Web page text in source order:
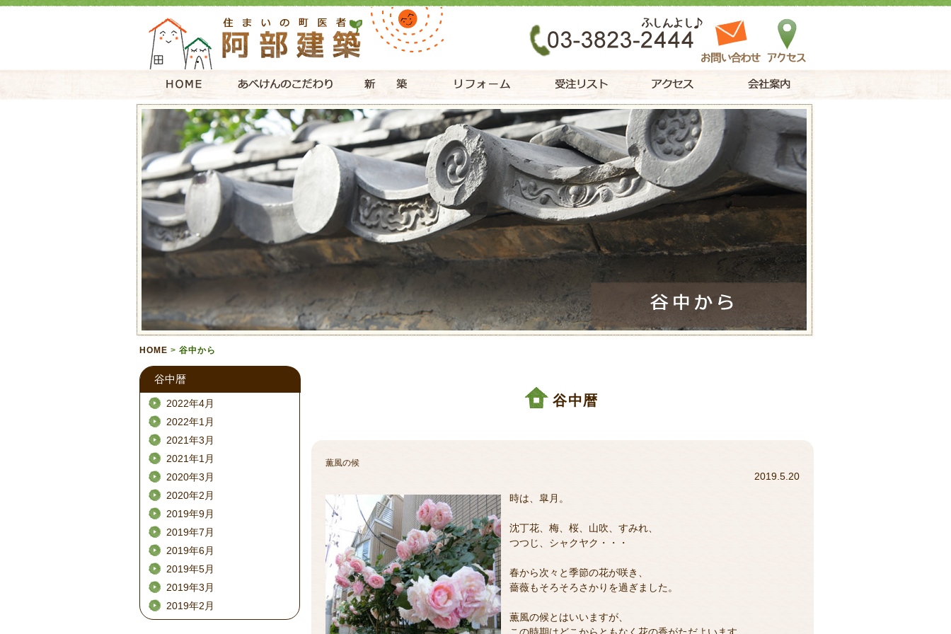
HOME > 谷中から
谷中暦
薫風の候
2019.5.20
時は、皐月。
沈丁花、梅、桜、山吹、すみれ、
つつじ、シャクヤク・・・
春から次々と季節の花が咲き、
薔薇もそろそろさかりを過ぎました。
薫風の候とはいいますが、
谷中暦
2022年4月
2022年1月
2021年3月
2021年1月
2020年3月
2020年2月
2019年9月
2019年7月
2019年6月
2019年5月
2019年3月
2019年2月